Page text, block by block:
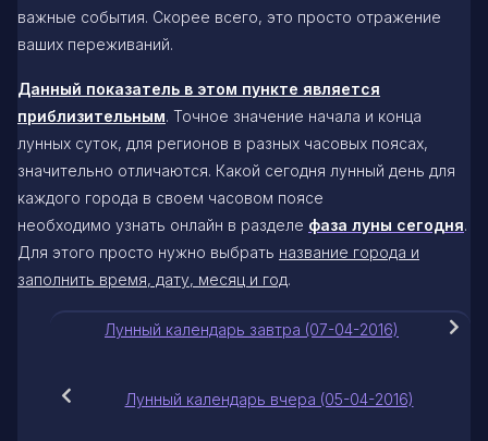
важные события. Скорее всего, это просто отражение
ваших переживаний.
Данный показатель в этом пункте является
приблизительным. Точное значение начала и конца
лунных суток, для регионов в разных часовых поясах,
значительно отличаются. Какой сегодня лунный день для
каждого города в своем часовом поясе
необходимо узнать онлайн в разделе фаза луны сегодня.
Для этого просто нужно выбрать название города и
заполнить время, дату, месяц и год.
Лунный календарь завтра (07-04-2016)
Лунный календарь вчера (05-04-2016)